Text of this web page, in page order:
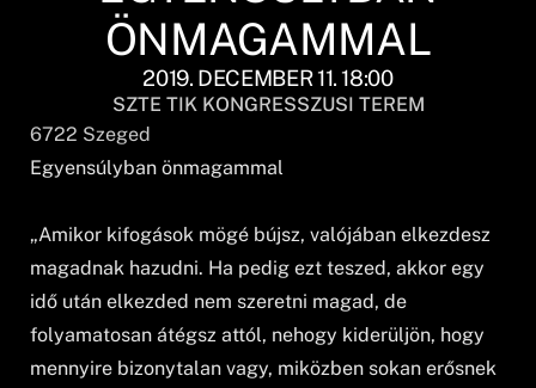
ÖNMAGAMMAL
2019. DECEMBER 11. 18:00
SZTE TIK KONGRESSZUSI TEREM
6722 Szeged
Egyensúlyban önmagammal
„Amikor kifogások mögé bújsz, valójában elkezdesz
magadnak hazudni. Ha pedig ezt teszed, akkor egy
idő után elkezded nem szeretni magad, de
folyamatosan átégsz attól, nehogy kiderüljön, hogy
mennyire bizonytalan vagy, miközben sokan erősnek